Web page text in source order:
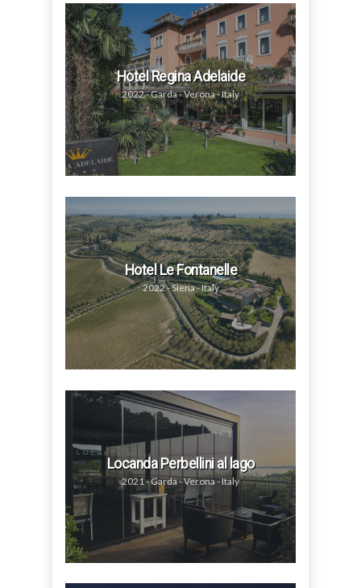
Hotel Regina Adelaide
2022 - Garda - Verona - Italy
Hotel Le Fontanelle
2022 - Siena - Italy
Locanda Perbellini al lago
2021 - Garda - Verona - Italy